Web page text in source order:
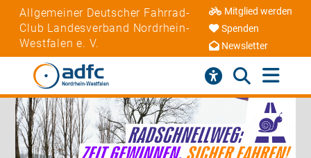
Allgemeiner Deutscher Fahrrad-
Club Landesverband Nordrhein-
Westfalen e. V.
Mitglied werden
Spenden
Newsletter